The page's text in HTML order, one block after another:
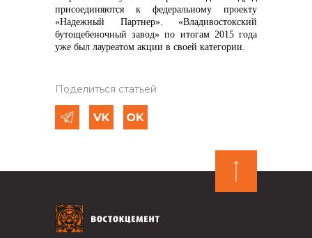
присоединяются к федеральному проекту
«Надежный Партнер». «Владивостокский
бутощебеночный завод» по итогам 2015 года
уже был лауреатом акции в своей категории.
Поделиться статьей